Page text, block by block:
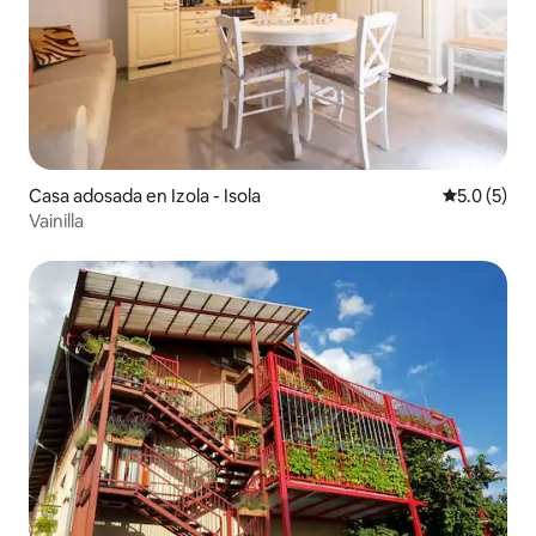
Casa adosada en Izola - Isola
5.0 (5)
Vainilla